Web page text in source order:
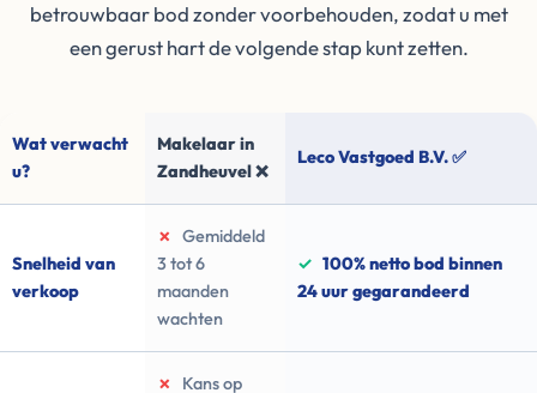
betrouwbaar bod zonder voorbehouden, zodat u met
een gerust hart de volgende stap kunt zetten.
Wat verwacht
u?
Makelaar in
Zandheuvel ❌
Leco Vastgoed B.V. ✅
Snelheid van
verkoop
✗
Gemiddeld
3 tot 6
maanden
wachten
✓ 100% netto bod binnen
24 uur gegarandeerd
✗
Kans op